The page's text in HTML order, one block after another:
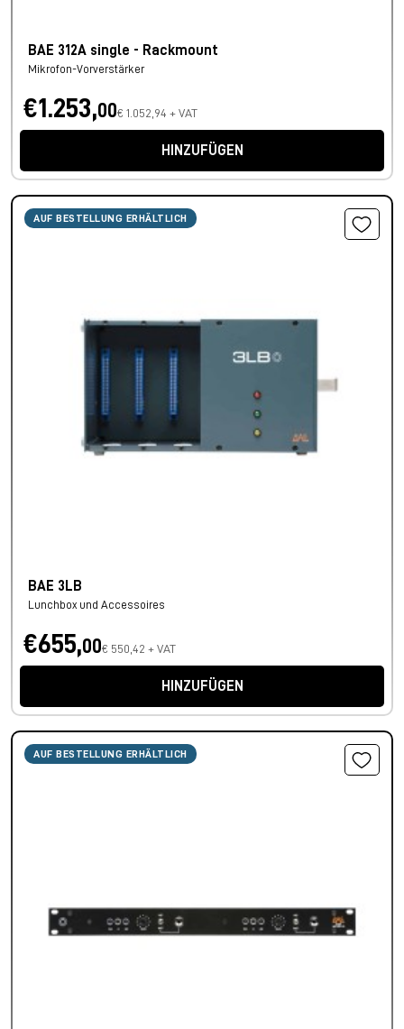
BAE 312A single - Rackmount
Mikrofon-Vorverstärker
€1.253,00€ 1.052,94 + VAT
HINZUFÜGEN
AUF BESTELLUNG ERHÄLTLICH
BAE 3LB
Lunchbox und Accessoires
€655,00€ 550,42 + VAT
HINZUFÜGEN
AUF BESTELLUNG ERHÄLTLICH